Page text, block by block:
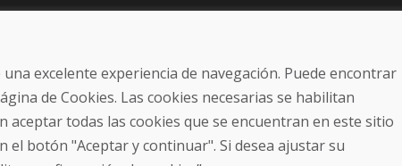
© DOMIVOSPORT 2026, reservados todos los derechos
DUFEKSOFT creación de tienda electrónica
excelente experiencia de navegación. Puede encontrar
de Cookies. Las cookies necesarias se habilitan
aceptar todas las cookies que se encuentran en este sitio
el botón "Aceptar y continuar". Si desea ajustar su